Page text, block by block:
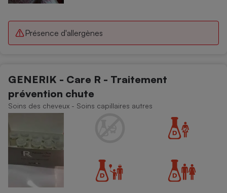
Présence d'allergènes
GENERIK - Care R - Traitement
prévention chute
Soins des cheveux - Soins capillaires autres